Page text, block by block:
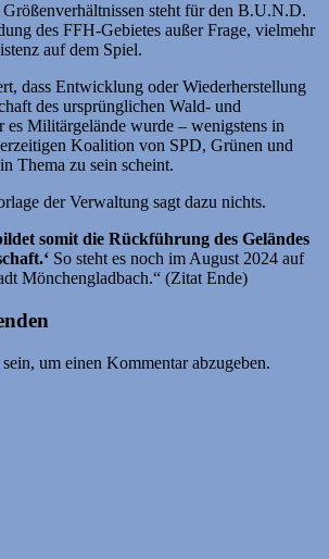
Größenverhältnissen steht für den B.U.N.D.
des FFH-Gebietes außer Frage, vielmehr
auf dem Spiel.
dass Entwicklung oder Wiederherstellung
des ursprünglichen Wald- und
es Militärgelände wurde – wenigstens in
Koalition von SPD, Grünen und
Thema zu sein scheint.
der Verwaltung sagt dazu nichts.
somit die Rückführung des Geländes
So steht es noch im August 2024 auf
Mönchengladbach.“ (Zitat Ende)
sein, um einen Kommentar abzugeben.